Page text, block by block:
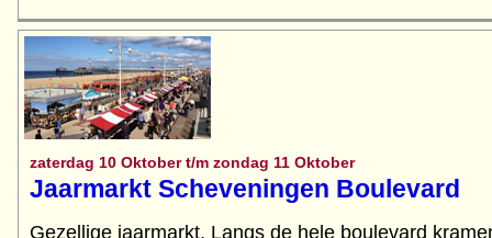
zaterdag 10 Oktober t/m zondag 11 Oktober
Jaarmarkt Scheveningen Boulevard
Gezellige jaarmarkt. Langs de hele boulevard